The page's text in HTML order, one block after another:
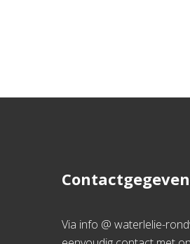
Via info @ waterlelie-